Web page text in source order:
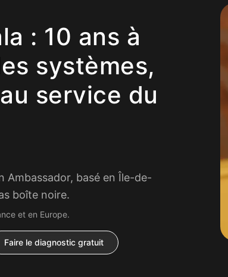
: 10 ans à
systèmes,
service du
basé en Île-de-
boîte noire.
et en Europe.
Faire le diagnostic gratuit